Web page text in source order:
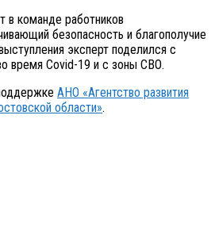
в команде работников
безопасность и благополучие
эксперт поделился с
время Covid-19 и с зоны СВО.
АНО «Агентство развития
области».